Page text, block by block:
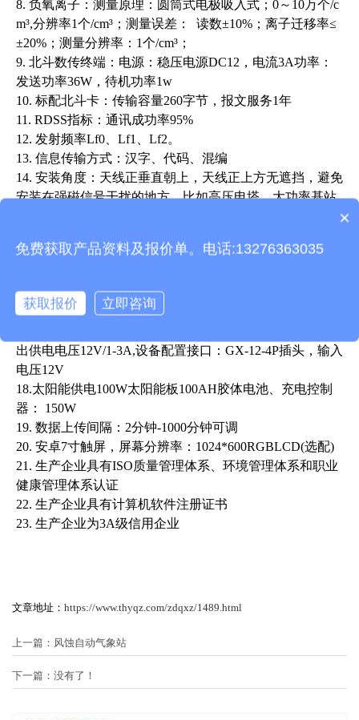
8. 负氧离子：测量原理：圆筒式电极吸入式；0～10万个/c
m³,分辨率1个/cm³；测量误差：
读数±10%；离子迁移率≤
±20%；测量分辨率：1个/cm³；
9. 北斗数传终端：电源： 稳压电源DC12，电流3A功率：
发送功率36W，待机功率1w
10. 标配北斗卡：传输容量260字节，报文服务1年
11. RDSS指标：通讯成功率95%
12. 发射频率Lf0、Lf1、Lf2。
13. 信息传输方式：汉字、代码、混编
14. 安装角度：天线正垂直朝上，天线正上方无遮挡，避免
安装在强磁信号干扰的地方，比如高压电塔，大功率基站
16. 可靠性：工作温度-20℃～+70℃，贮存温度-40℃～+8
采集器供电接口：GX-12-4P,输入电压稳压DC12V，带RS4
85输出json数据格式;
出供电电压12V/1-3A,设备配置接口：GX-12-4P插头，输入
电压12V
18.太阳能供电100W太阳能板100AH胶体电池、 充电控制
器： 150W
19. 数据上传间隔：2分钟-1000分钟可调
20. 安卓7寸触屏，屏幕分辨率：1024*600RGBLCD(选配)
21. 生产企业具有ISO质量管理体系、环境管理体系和职业
健康管理体系认证
22. 生产企业具有计算机软件注册证书
23. 生产企业为3A级信用企业
文章地址： https://www.thyqz.com/zdqxz/1489.html
上一篇： 风蚀自动气象站
下一篇：没有了！
设备有检测证书吗？
×
免费获取产品资料及报价单。电话:13276363035
获取报价 立即咨询